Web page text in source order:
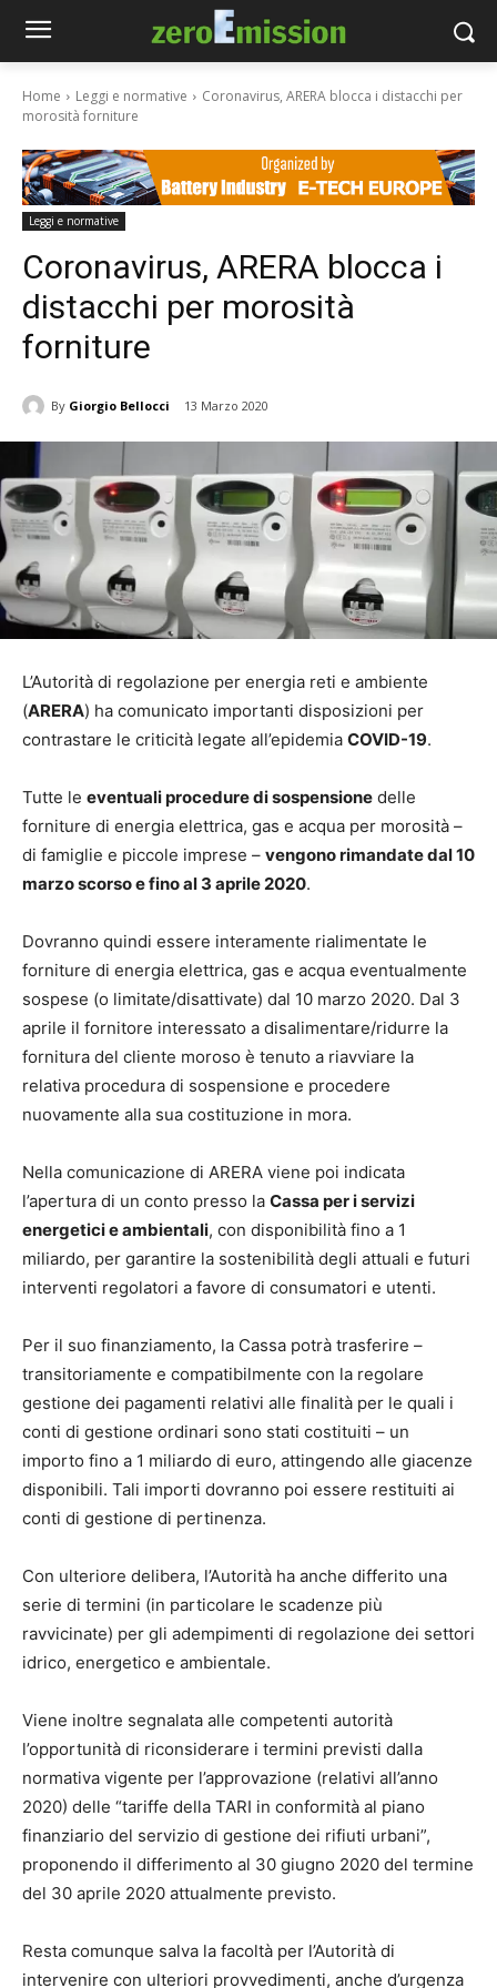
Home Leggi e normative
Coronavirus, ARERA blocca i distacchi per
morosità forniture
Leggi e normative
Coronavirus, ARERA blocca i
distacchi per morosità
forniture
By Giorgio Bellocci 13 Marzo 2020
L’Autorità di regolazione per energia reti e ambiente
(ARERA) ha comunicato importanti disposizioni per
contrastare le criticità legate all’epidemia COVID-19.
Tutte le eventuali procedure di sospensione delle
forniture di energia elettrica, gas e acqua per morosità –
di famiglie e piccole imprese – vengono rimandate dal 10
marzo scorso e fino al 3 aprile 2020.
Dovranno quindi essere interamente rialimentate le
forniture di energia elettrica, gas e acqua eventualmente
sospese (o limitate/disattivate) dal 10 marzo 2020. Dal 3
aprile il fornitore interessato a disalimentare/ridurre la
fornitura del cliente moroso è tenuto a riavviare la
relativa procedura di sospensione e procedere
nuovamente alla sua costituzione in mora.
Nella comunicazione di ARERA viene poi indicata
l’apertura di un conto presso la Cassa per i servizi
energetici e ambientali, con disponibilità fino a 1
miliardo, per garantire la sostenibilità degli attuali e futuri
interventi regolatori a favore di consumatori e utenti.
Per il suo finanziamento, la Cassa potrà trasferire –
transitoriamente e compatibilmente con la regolare
gestione dei pagamenti relativi alle finalità per le quali i
conti di gestione ordinari sono stati costituiti – un
importo fino a 1 miliardo di euro, attingendo alle giacenze
disponibili. Tali importi dovranno poi essere restituiti ai
conti di gestione di pertinenza.
Con ulteriore delibera, l’Autorità ha anche differito una
serie di termini (in particolare le scadenze più
ravvicinate) per gli adempimenti di regolazione dei settori
idrico, energetico e ambientale.
Viene inoltre segnalata alle competenti autorità
l’opportunità di riconsiderare i termini previsti dalla
normativa vigente per l’approvazione (relativi all’anno
2020) delle “tariffe della TARI in conformità al piano
finanziario del servizio di gestione dei rifiuti urbani”,
proponendo il differimento al 30 giugno 2020 del termine
del 30 aprile 2020 attualmente previsto.
Resta comunque salva la facoltà per l’Autorità di
intervenire con ulteriori provvedimenti, anche d’urgenza